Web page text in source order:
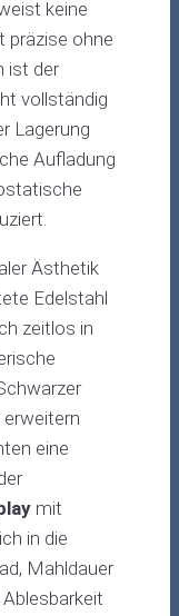
keine
präzise ohne
ist der
vollständig
Lagerung
Aufladung
Ästhetik
Edelstahl
zeitlos in
erweitern
eine
mit
in die
Mahldauer